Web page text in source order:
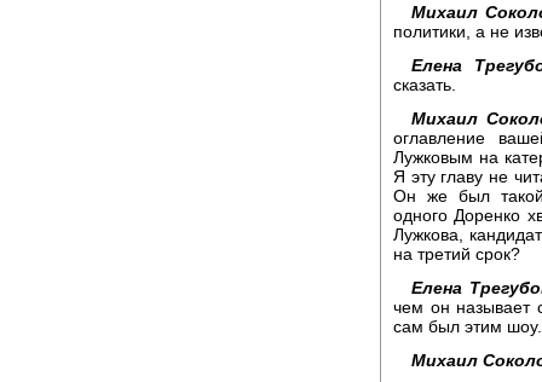
Михаил
политики, а не
Елена
сказать.
Михаил
оглавление
Лужковым на
Я эту главу не
Он же был такой
одного Доренко
Лужкова,
на третий срок?
Елена
чем он называет
сам был этим
Михаил